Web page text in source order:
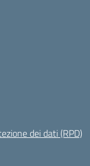
dei dati (RPD)